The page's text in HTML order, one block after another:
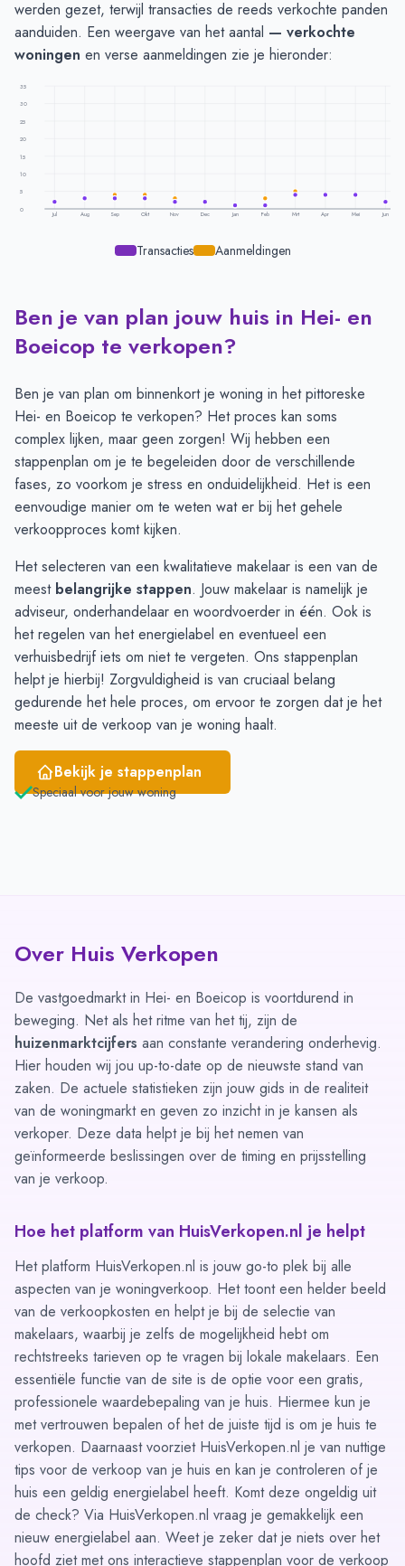
werden gezet, terwijl transacties de reeds verkochte panden
aanduiden. Een weergave van het aantal — verkochte
woningen en verse aanmeldingen zie je hieronder:
35
30
25
20
15
10
5
0
Jul Aug Sep Okt Nov Dec Jan Feb Mrt Apr Mei Jun
Transacties Aanmeldingen
Transacties en aanmeldingen per maand - Hei En Boeicop
Maand
Transacties
Juli
2
2
September
3
4
Oktober
4
November
2
3
December
2
-
Januari
1
1
Februari
1
April
4
4
Mei
4
4
Juni
2 2
Ben je van plan jouw huis in Hei- en
Boeicop te verkopen?
Ben je van plan om binnenkort je woning in het pittoreske
Hei- en Boeicop te verkopen? Het proces kan soms
complex lijken, maar geen zorgen! Wij hebben een
stappenplan om je te begeleiden door de verschillende
fases, zo voorkom je stress en onduidelijkheid. Het is een
eenvoudige manier om te weten wat er bij het gehele
verkoopproces komt kijken.
Het selecteren van een kwalitatieve makelaar is een van de
meest belangrijke stappen. Jouw makelaar is namelijk je
adviseur, onderhandelaar en woordvoerder in één. Ook is
het regelen van het energielabel en eventueel een
verhuisbedrijf iets om niet te vergeten. Ons stappenplan
helpt je hierbij! Zorgvuldigheid is van cruciaal belang
gedurende het hele proces, om ervoor te zorgen dat je het
meeste uit de verkoop van je woning haalt.
Bekijk je stappenplan
Speciaal voor jouw woning
Over Huis Verkopen
De vastgoedmarkt in Hei- en Boeicop is voortdurend in
beweging. Net als het ritme van het tij, zijn de
huizenmarktcijfers aan constante verandering onderhevig.
Hier houden wij jou up-to-date op de nieuwste stand van
zaken. De actuele statistieken zijn jouw gids in de realiteit
van de woningmarkt en geven zo inzicht in je kansen als
verkoper. Deze data helpt je bij het nemen van
geïnformeerde beslissingen over de timing en prijsstelling
van je verkoop.
Hoe het platform van HuisVerkopen.nl je helpt
Het platform HuisVerkopen.nl is jouw go-to plek bij alle
aspecten van je woningverkoop. Het toont een helder beeld
van de verkoopkosten en helpt je bij de selectie van
makelaars, waarbij je zelfs de mogelijkheid hebt om
rechtstreeks tarieven op te vragen bij lokale makelaars. Een
essentiële functie van de site is de optie voor een gratis,
professionele waardebepaling van je huis. Hiermee kun je
met vertrouwen bepalen of het de juiste tijd is om je huis te
verkopen. Daarnaast voorziet HuisVerkopen.nl je van nuttige
tips voor de verkoop van je huis en kan je controleren of je
huis een geldig energielabel heeft. Komt deze ongeldig uit
de check? Via HuisVerkopen.nl vraag je gemakkelijk een
nieuw energielabel aan. Weet je zeker dat je niets over het
hoofd ziet met ons interactieve stappenplan voor de verkoop